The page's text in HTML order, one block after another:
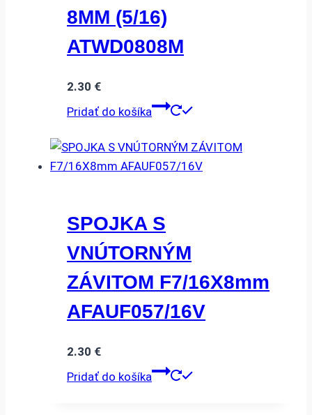
8MM (5/16)
ATWD0808M
2.30 €
Pridať do košíka
SPOJKA S
VNÚTORNÝM
ZÁVITOM F7/16X8mm
AFAUF057/16V
2.30 €
Pridať do košíka